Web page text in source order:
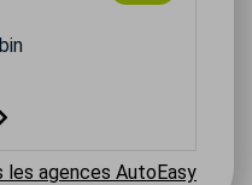
les agences AutoEasy